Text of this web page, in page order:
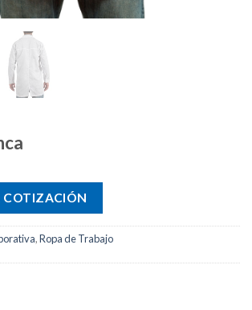
COTIZACIÓN
,Ropa de Trabajo